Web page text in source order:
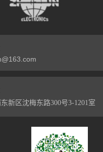
东新区沈梅东路300号3-1201室